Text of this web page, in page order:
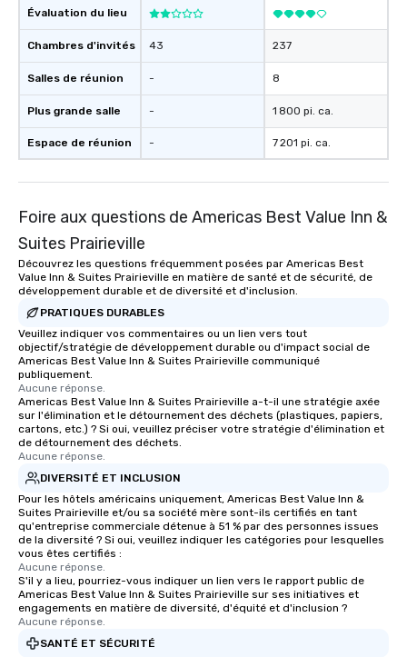
Évaluation du lieu
Chambres d'invités
Salles de réunion
Plus grande salle
Espace de réunion
43
-
-
-
237
8
1 800 pi. ca.
7 201 pi. ca.
Foire aux questions de Americas Best Value Inn &
Suites Prairieville
Découvrez les questions fréquemment posées par Americas Best
Value Inn & Suites Prairieville en matière de santé et de sécurité, de
développement durable et de diversité et d'inclusion.
PRATIQUES DURABLES
Veuillez indiquer vos commentaires ou un lien vers tout
objectif/stratégie de développement durable ou d'impact social de
Americas Best Value Inn & Suites Prairieville communiqué
publiquement.
Aucune réponse.
Americas Best Value Inn & Suites Prairieville a-t-il une stratégie axée
sur l'élimination et le détournement des déchets (plastiques, papiers,
cartons, etc.) ? Si oui, veuillez préciser votre stratégie d'élimination et
de détournement des déchets.
Aucune réponse.
DIVERSITÉ ET INCLUSION
Pour les hôtels américains uniquement, Americas Best Value Inn &
Suites Prairieville et/ou sa société mère sont-ils certifiés en tant
qu'entreprise commerciale détenue à 51 % par des personnes issues
de la diversité ? Si oui, veuillez indiquer les catégories pour lesquelles
vous êtes certifiés :
Aucune réponse.
S'il y a lieu, pourriez-vous indiquer un lien vers le rapport public de
Americas Best Value Inn & Suites Prairieville sur ses initiatives et
engagements en matière de diversité, d'équité et d'inclusion ?
Aucune réponse.
SANTÉ ET SÉCURITÉ